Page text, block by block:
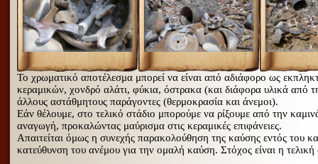
Το χρωματικό αποτέλεσμα μπορεί να είναι από αδιάφορο ως
κεραμικών, χονδρό αλάτι, φύκια, όστρακα (και διάφορα υλικά από
άλλους αστάθμητους παράγοντες (θερμοκρασία και άνεμοι).
Εάν θέλουμε, στο τελικό στάδιο μπορούμε να ρίξουμε από την
αναγωγή, προκαλώντας μαύρισμα στις κεραμικές επιφάνειες.
Απαιτείται όμως η συνεχής παρακολούθηση της καύσης εντός του
κατεύθυνση του ανέμου για την ομαλή καύση. Στόχος είναι η